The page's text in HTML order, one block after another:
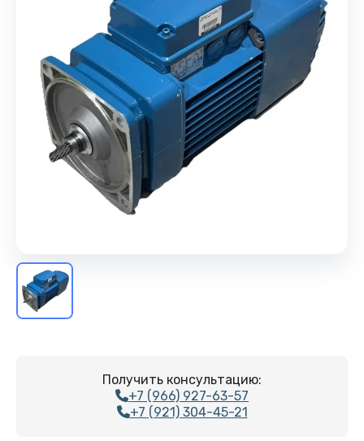
Получить консультацию:
+7 (966) 927-63-57
+7 (921) 304-45-21